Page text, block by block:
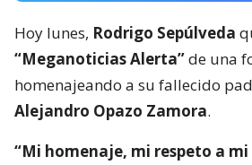
Hoy lunes, Rodrigo Sepúlveda
“Meganoticias Alerta”de una
homenajeando a su fallecido
Alejandro Opazo Zamora.
“Mi homenaje, mi respeto a